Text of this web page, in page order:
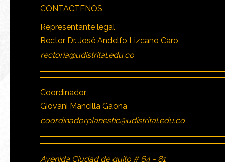
CONTACTENOS
Representante legal
Rector Dr. José Andelfo Lizcano Caro
rectoria@udistrital.edu.co
Coordinador
Giovani Mancilla Gaona
coordinadorplanestic@udistrital.edu.co
Avenida Ciudad de quito # 64 - 81